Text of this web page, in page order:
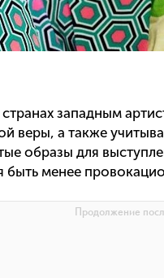
западным
веры, а также
образы для
быть менее